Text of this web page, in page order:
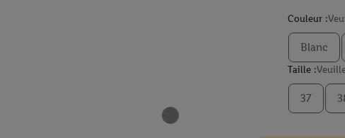
Couleur :
Blanc
Taille :
37